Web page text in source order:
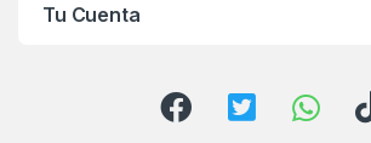
Tu Cuenta